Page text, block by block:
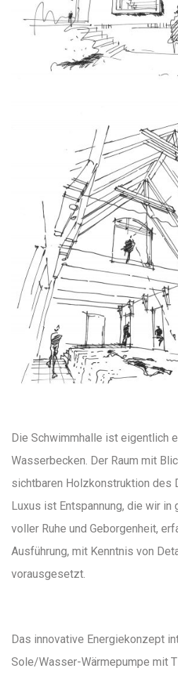
Die Schwimmhalle ist eigentlich
Wasserbecken. Der Raum mit
sichtbaren Holzkonstruktion des
Luxus ist Entspannung, die wir in
voller Ruhe und Geborgenheit,
Ausführung, mit Kenntnis von
vorausgesetzt.
Das innovative Energiekonzept
Sole/Wasser-Wärmepumpe mit